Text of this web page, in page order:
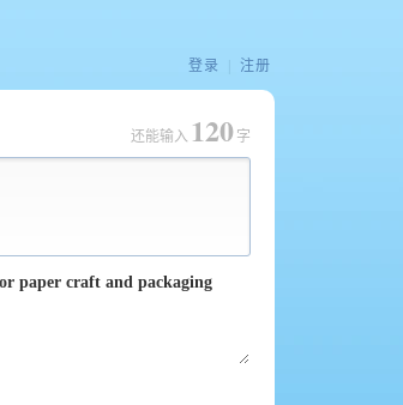
登录 注册
还能输入 120 字